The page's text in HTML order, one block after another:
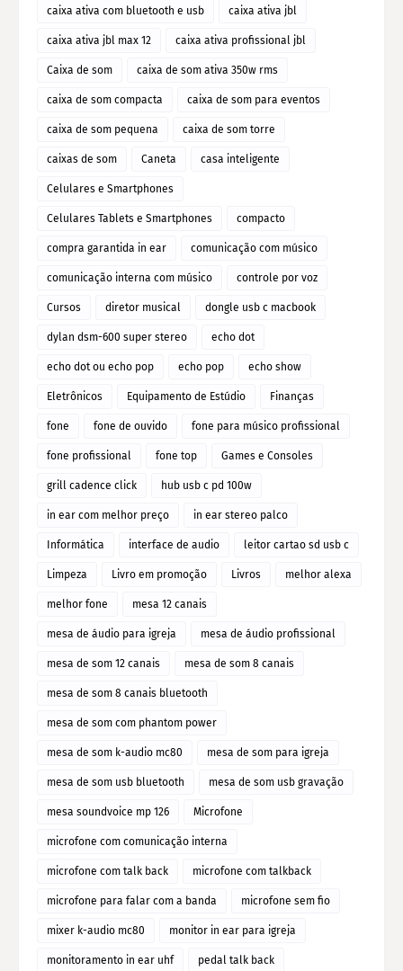
caixa ativa com bluetooth e usb caixa ativa jbl
caixa ativa jbl max 12 caixa ativa profissional jbl
Caixa de som caixa de som ativa 350w rms
caixa de som compacta caixa de som para eventos
caixa de som pequena caixa de som torre
caixas de som Caneta casa inteligente
Celulares e Smartphones
Celulares Tablets e Smartphones compacto
compra garantida in ear comunicação com músico
comunicação interna com músico controle por voz
Cursos diretor musical dongle usb c macbook
dylan dsm-600 super stereo echo dot
echo dot ou echo pop echo pop echo show
Eletrônicos Equipamento de Estúdio Finanças
fone fone de ouvido fone para músico profissional
fone profissional fone top Games e Consoles
grill cadence click hub usb c pd 100w
in ear com melhor preço in ear stereo palco
Informática interface de audio leitor cartao sd usb c
Limpeza Livro em promoção Livros melhor alexa
melhor fone mesa 12 canais
mesa de áudio para igreja mesa de áudio profissional
mesa de som 12 canais mesa de som 8 canais
mesa de som 8 canais bluetooth
mesa de som com phantom power
mesa de som k-audio mc80 mesa de som para igreja
mesa de som usb bluetooth mesa de som usb gravação
mesa soundvoice mp 126 Microfone
microfone com comunicação interna
microfone com talk back microfone com talkback
microfone para falar com a banda microfone sem fio
mixer k-audio mc80 monitor in ear para igreja
monitoramento in ear uhf pedal talk back